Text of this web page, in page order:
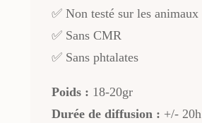
✅ Non testé sur les animaux
✅ Sans CMR
✅ Sans phtalates
Poids : 18-20gr
Durée de diffusion : +/- 20h